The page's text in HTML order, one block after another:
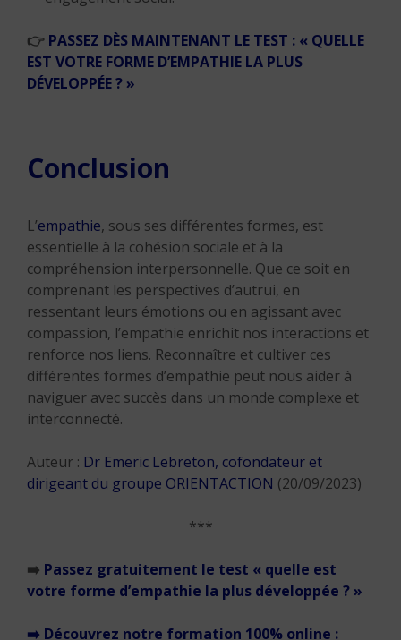
👉 PASSEZ DÈS MAINTENANT LE TEST : « QUELLE
EST VOTRE FORME D’EMPATHIE LA PLUS
DÉVELOPPÉE ? »
Conclusion
L’empathie, sous ses différentes formes, est
essentielle à la cohésion sociale et à la
compréhension interpersonnelle. Que ce soit en
comprenant les perspectives d’autrui, en
ressentant leurs émotions ou en agissant avec
compassion, l’empathie enrichit nos interactions et
renforce nos liens. Reconnaître et cultiver ces
différentes formes d’empathie peut nous aider à
naviguer avec succès dans un monde complexe et
interconnecté.
Auteur : Dr Emeric Lebreton, cofondateur et
dirigeant du groupe ORIENTACTION (20/09/2023)
***
➡️ Passez gratuitement le test « quelle est
votre forme d’empathie la plus développée ? »
➡️ Découvrez notre formation 100% online :